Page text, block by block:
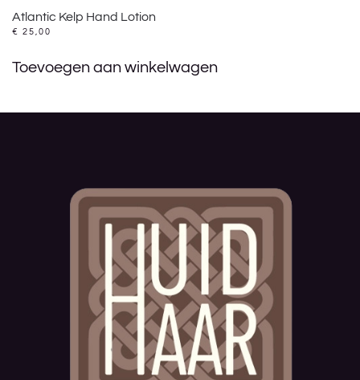
Atlantic Kelp Hand Lotion
€ 25,00
Toevoegen aan winkelwagen